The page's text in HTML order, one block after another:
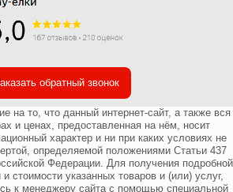
обратный звонок
на то, что данный интернет-сайт, а также вся
и ценах, предоставленная на нём, носит
характер и ни при каких условиях не
определяемой положениями Статьи 437
Федерации. Для получения подробной
стоимости указанных товаров и (или) услуг,
к менеджеру сайта с помощью специальной